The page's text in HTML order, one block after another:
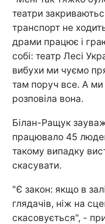
театри
транспорт не
драми працює і
собі: театр Лесі
вибухи ми чуємо
там поруч все. А
розповіла вона.
Білан-Ращук
працювало 45
такому випадку
скасувати.
"Є закон: якщо в
глядачів, ніж на
скасовується", -